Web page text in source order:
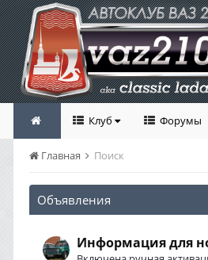
Клуб Форумы
Главная Поиск
Объявления
Информация для